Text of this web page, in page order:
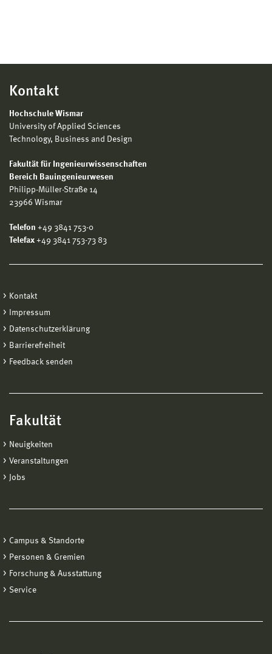
Kontakt
Hochschule Wismar
University of Applied Sciences
Technology, Business and Design
Fakultät für Ingenieurwissenschaften
Bereich Bauingenieurwesen
Philipp-Müller-Straße 14
23966 Wismar
Telefon +49 3841 753-0
Telefax +49 3841 753-73 83
Kontakt
Impressum
Datenschutzerklärung
Barrierefreiheit
Feedback senden
Fakultät
Neuigkeiten
Veranstaltungen
Jobs
Campus & Standorte
Personen & Gremien
Forschung & Ausstattung
Service